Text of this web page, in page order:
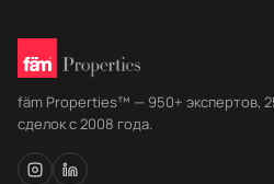
fäm Properties™ — 950+ экспертов,
сделок с 2008 года.